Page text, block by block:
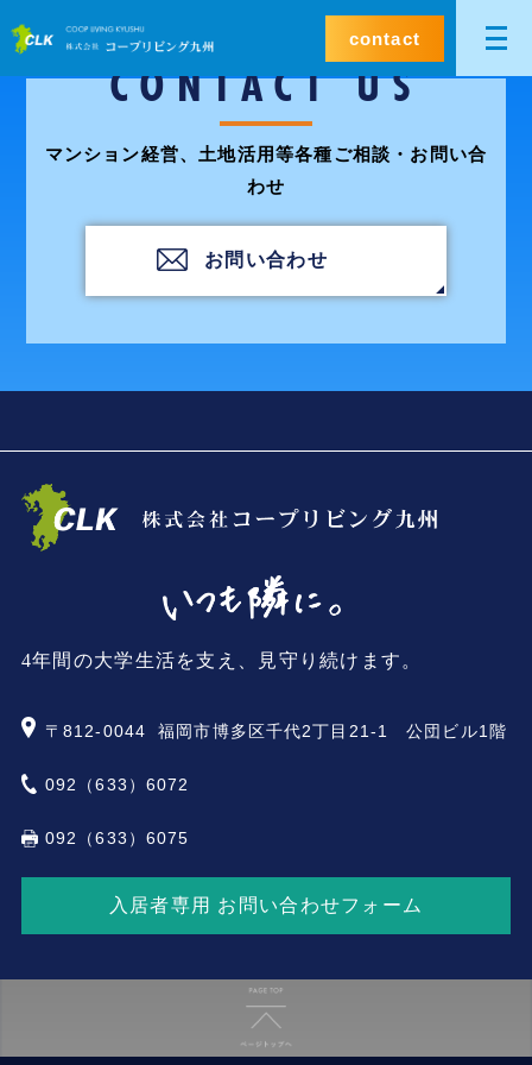
contact
CONTACT US
マンション経営、土地活用等各種ご相談・お問い合
わせ
お問い合わせ
4年間の大学生活を支え、見守り続けます。
〒812-0044 福岡市博多区千代2丁目21-1 公団ビル1階
092（633）6072
092（633）6075
入居者専用 お問い合わせフォーム